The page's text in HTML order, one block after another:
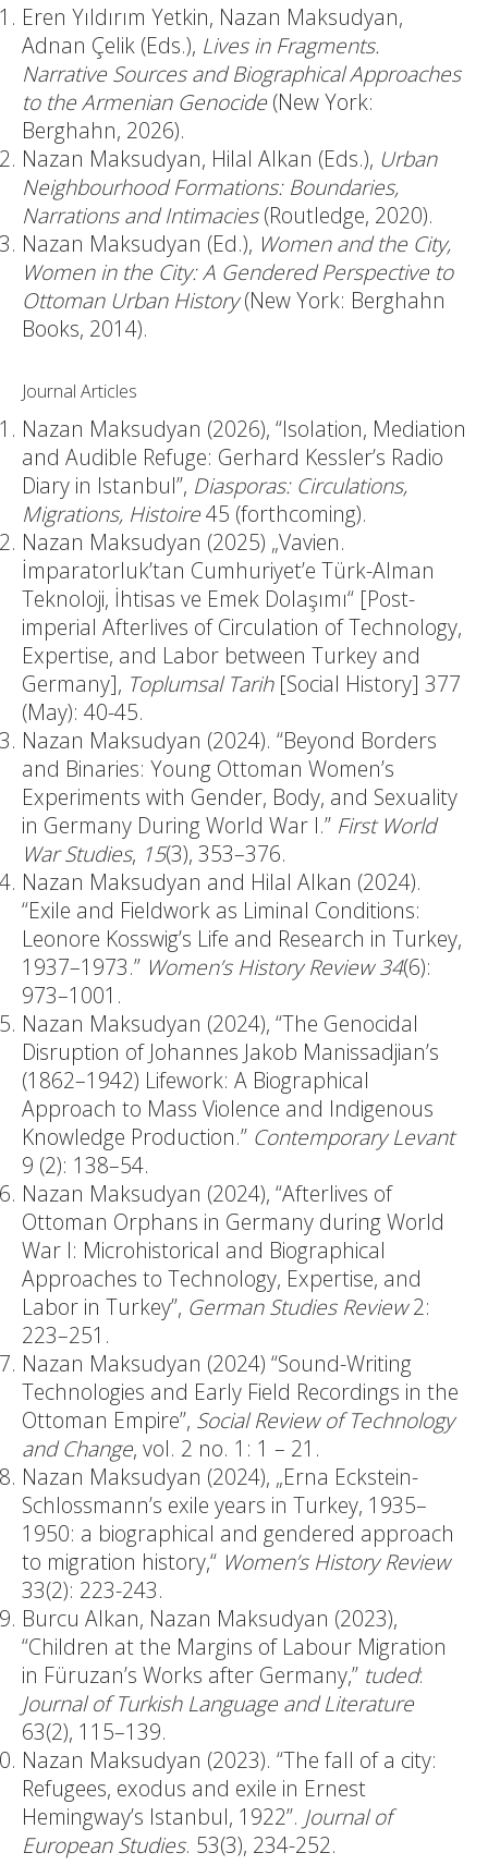
Eren Yıldırım Yetkin, Nazan Maksudyan,
Adnan Çelik (Eds.), Lives in Fragments.
Narrative Sources and Biographical Approaches
to the Armenian Genocide (New York:
Berghahn, 2026).
Nazan Maksudyan, Hilal Alkan (Eds.), Urban
Neighbourhood Formations: Boundaries,
Narrations and Intimacies(Routledge, 2020).
Nazan Maksudyan (Ed.), Women and the City,
Women in the City: A Gendered Perspective to
Ottoman Urban History(New York: Berghahn
Books, 2014).
Journal Articles
Nazan Maksudyan (2026), “Isolation, Mediation
and Audible Refuge: Gerhard Kessler’s Radio
Diary in Istanbul”, Diasporas: Circulations,
Migrations, Histoire45 (forthcoming).
Nazan Maksudyan (2025) „Vavien.
İmparatorluk’tan Cumhuriyet’e Türk-Alman
Teknoloji, İhtisas ve Emek Dolaşımı“ [Post-
imperial Afterlives of Circulation of Technology,
Expertise, and Labor between Turkey and
Germany], Toplumsal Tarih[Social History] 377
(May): 40-45.
Nazan Maksudyan (2024). “Beyond Borders
and Binaries: Young Ottoman Women’s
Experiments with Gender, Body, and Sexuality
in Germany During World War I.” First World
War Studies, 15(3), 353–376.
Nazan Maksudyan and Hilal Alkan (2024).
“Exile and Fieldwork as Liminal Conditions:
Leonore Kosswig’s Life and Research in Turkey,
1937–1973.” Women’s History Review 34(6):
973–1001.
Nazan Maksudyan (2024), “The Genocidal
Disruption of Johannes Jakob Manissadjian’s
(1862–1942) Lifework: A Biographical
Approach to Mass Violence and Indigenous
Knowledge Production.” Contemporary Levant
9 (2): 138–54.
Nazan Maksudyan (2024), “Afterlives of
Ottoman Orphans in Germany during World
War I: Microhistorical and Biographical
Approaches to Technology, Expertise, and
Labor in Turkey”, German Studies Review2:
223–251.
Nazan Maksudyan (2024) “Sound-Writing
Technologies and Early Field Recordings in the
Ottoman Empire”, Social Review of Technology
and Change, vol. 2 no. 1: 1 – 21.
Nazan Maksudyan (2024), „Erna Eckstein-
Schlossmann’s exile years in Turkey, 1935–
1950: a biographical and gendered approach
to migration history,“ Women’s History Review
33(2): 223-243.
Burcu Alkan, Nazan Maksudyan (2023),
“Children at the Margins of Labour Migration
in Füruzan’s Works after Germany,” tuded:
Journal of Turkish Language and Literature
63(2), 115–139.
Nazan Maksudyan (2023). “The fall of a city:
Refugees, exodus and exile in Ernest
Hemingway’s Istanbul, 1922”. Journal of
European Studies. 53(3), 234-252.